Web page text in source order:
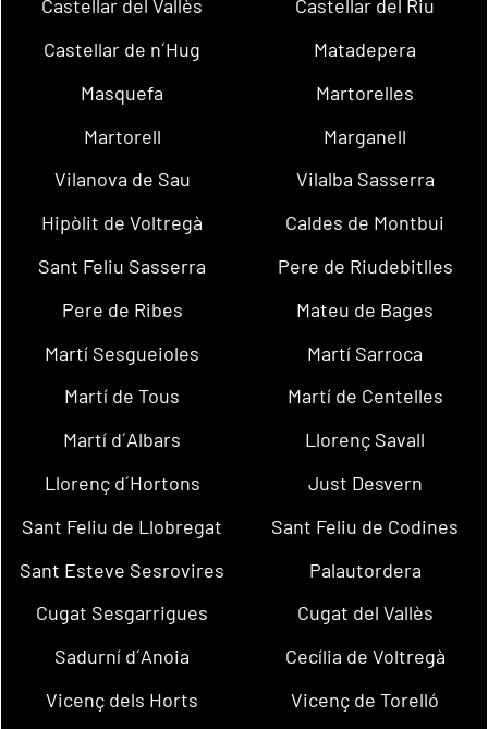
Castellar del Vallès
Castellar del Riu
Castellar de n´Hug
Matadepera
Masquefa
Martorelles
Martorell
Marganell
Vilanova de Sau
Vilalba Sasserra
Hipòlit de Voltregà
Caldes de Montbui
Sant Feliu Sasserra
Pere de Riudebitlles
Pere de Ribes
Mateu de Bages
Martí Sesgueioles
Martí Sarroca
Martí de Tous
Martí de Centelles
Martí d´Albars
Llorenç Savall
Llorenç d´Hortons
Just Desvern
Sant Feliu de Llobregat
Sant Feliu de Codines
Sant Esteve Sesrovires
Palautordera
Cugat Sesgarrigues
Cugat del Vallès
Sadurní d´Anoia
Cecília de Voltregà
Vicenç dels Horts
Vicenç de Torelló